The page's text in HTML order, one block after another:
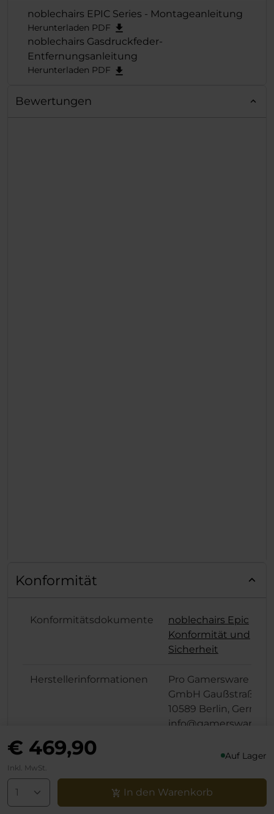
€ 469,90 Auf Lager
Inkl. MwSt.
In den Warenkorb
Chair" verliehen und
der exzellenten Reihe
damit erneut die
verdiente Krone
aufgesetzt.
problemloser
noblechairs EPIC Series - Montageanleitung
Herunterladen PDF
noblechairs Gasdruckfeder-
Entfernungsanleitung
Herunterladen PDF
Bewertungen
Konformität
Konformitätsdokumente
noblechairs Epic
Konformität und
Sicherheit
Herstellerinformationen
Pro Gamersware
GmbH Gaußstraße 1,
10589 Berlin,
Verantwortliche Person
Pro Gamersware
10589 Berlin,